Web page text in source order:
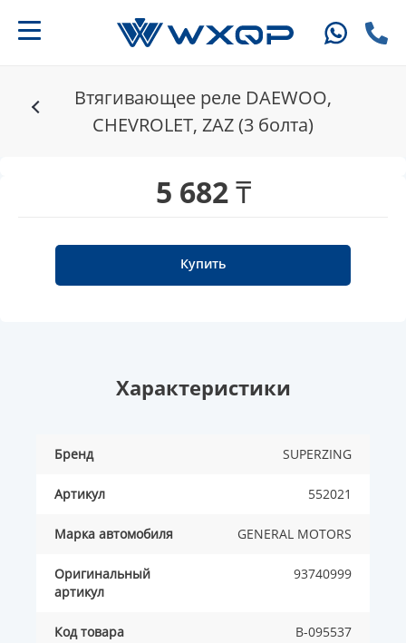
Втягивающее реле DAEWOO,
CHEVROLET, ZAZ (3 болта)
5 682 ₸
Купить
Характеристики
Бренд SUPERZING
Артикул 552021
Марка автомобиля GENERAL MOTORS
Оригинальный
артикул
93740999
Код товара B-095537